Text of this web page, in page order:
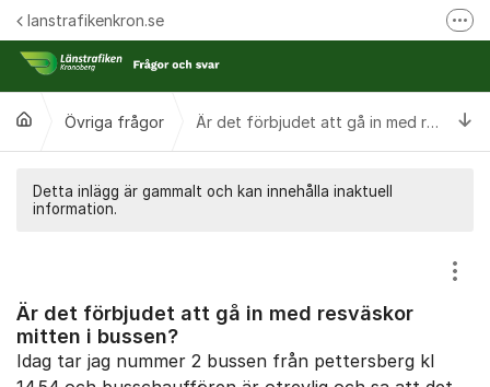
Hoppa till innehåll
lanstrafikenkron.se
Länstrafiken Kronobergs webbplats
Övriga frågor Är det förbjudet att gå in med resväskor mitten i bussen?
Detta inlägg är gammalt och kan innehålla inaktuell
information.
Är det förbjudet att gå in med resväskor
mitten i bussen?
Idag tar jag nummer 2 bussen från pettersberg kl